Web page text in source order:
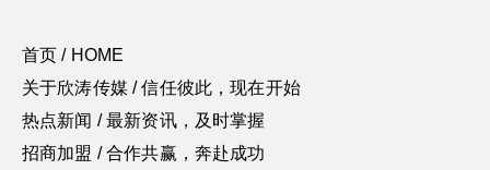
首页 / HOME
关于欣涛传媒 / 信任彼此，现在开始
热点新闻 / 最新资讯，及时掌握
招商加盟 / 合作共赢，奔赴成功